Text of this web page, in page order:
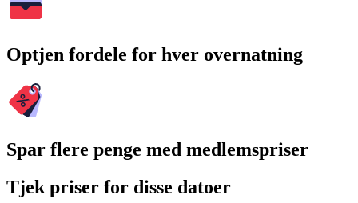
Optjen fordele for hver overnatning
Spar flere penge med medlemspriser
Tjek priser for disse datoer